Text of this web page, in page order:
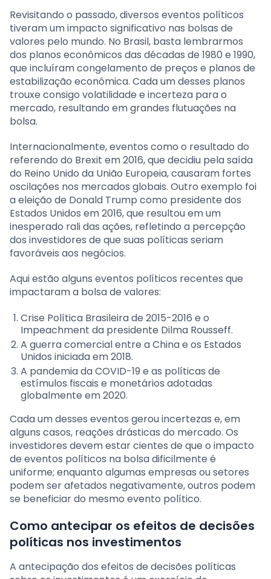
Revisitando o passado, diversos eventos políticos
tiveram um impacto significativo nas bolsas de
valores pelo mundo. No Brasil, basta lembrarmos
dos planos econômicos das décadas de 1980 e 1990,
que incluíram congelamento de preços e planos de
estabilização econômica. Cada um desses planos
trouxe consigo volatilidade e incerteza para o
mercado, resultando em grandes flutuações na
bolsa.
Internacionalmente, eventos como o resultado do
referendo do Brexit em 2016, que decidiu pela saída
do Reino Unido da União Europeia, causaram fortes
oscilações nos mercados globais. Outro exemplo foi
a eleição de Donald Trump como presidente dos
Estados Unidos em 2016, que resultou em um
inesperado rali das ações, refletindo a percepção
dos investidores de que suas políticas seriam
favoráveis aos negócios.
Aqui estão alguns eventos políticos recentes que
impactaram a bolsa de valores:
Crise Política Brasileira de 2015-2016 e o
Impeachment da presidente Dilma Rousseff.
A guerra comercial entre a China e os Estados
Unidos iniciada em 2018.
A pandemia da COVID-19 e as políticas de
estímulos fiscais e monetários adotadas
globalmente em 2020.
Cada um desses eventos gerou incertezas e, em
alguns casos, reações drásticas do mercado. Os
investidores devem estar cientes de que o impacto
de eventos políticos na bolsa dificilmente é
uniforme; enquanto algumas empresas ou setores
podem ser afetados negativamente, outros podem
se beneficiar do mesmo evento político.
Como antecipar os efeitos de decisões
políticas nos investimentos
A antecipação dos efeitos de decisões políticas